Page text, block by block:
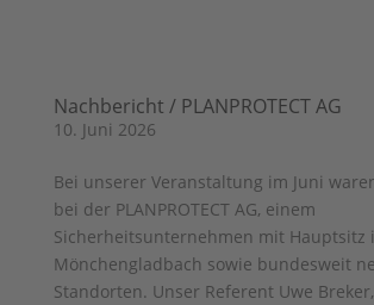
Nachbericht / PLANPROTECT AG
10. Juni 2026
Bei unserer Veranstaltung im Juni
bei der PLANPROTECT AG, einem
Sicherheitsunternehmen mit Hauptsitz
Mönchengladbach sowie bundesweit
Standorten. Unser Referent Uwe Breker,